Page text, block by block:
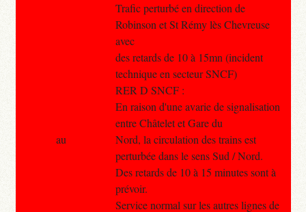
Trafic perturbé en direction de
Robinson et St Rémy lès Chevreuse
avec
des retards de 10 à 15mn (incident
technique en secteur SNCF)
RER D SNCF :
En raison d'une avarie de signalisation
entre Châtelet et Gare du
Nord, la circulation des trains est
perturbée dans le sens Sud / Nord.
Des retards de 10 à 15 minutes sont à
prévoir.
Service normal sur les autres lignes de
au